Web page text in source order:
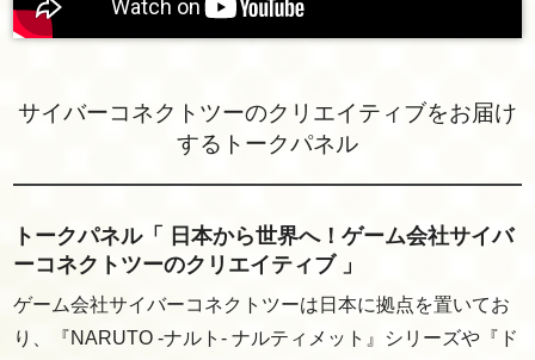
サイバーコネクトツーのクリエイティブをお届け
するトークパネル
トークパネル「 日本から世界へ！ゲーム会社サイバ
ーコネクトツーのクリエイティブ 」
ゲーム会社サイバーコネクトツーは日本に拠点を置いてお
り、『NARUTO -ナルト- ナルティメット』シリーズや『ド